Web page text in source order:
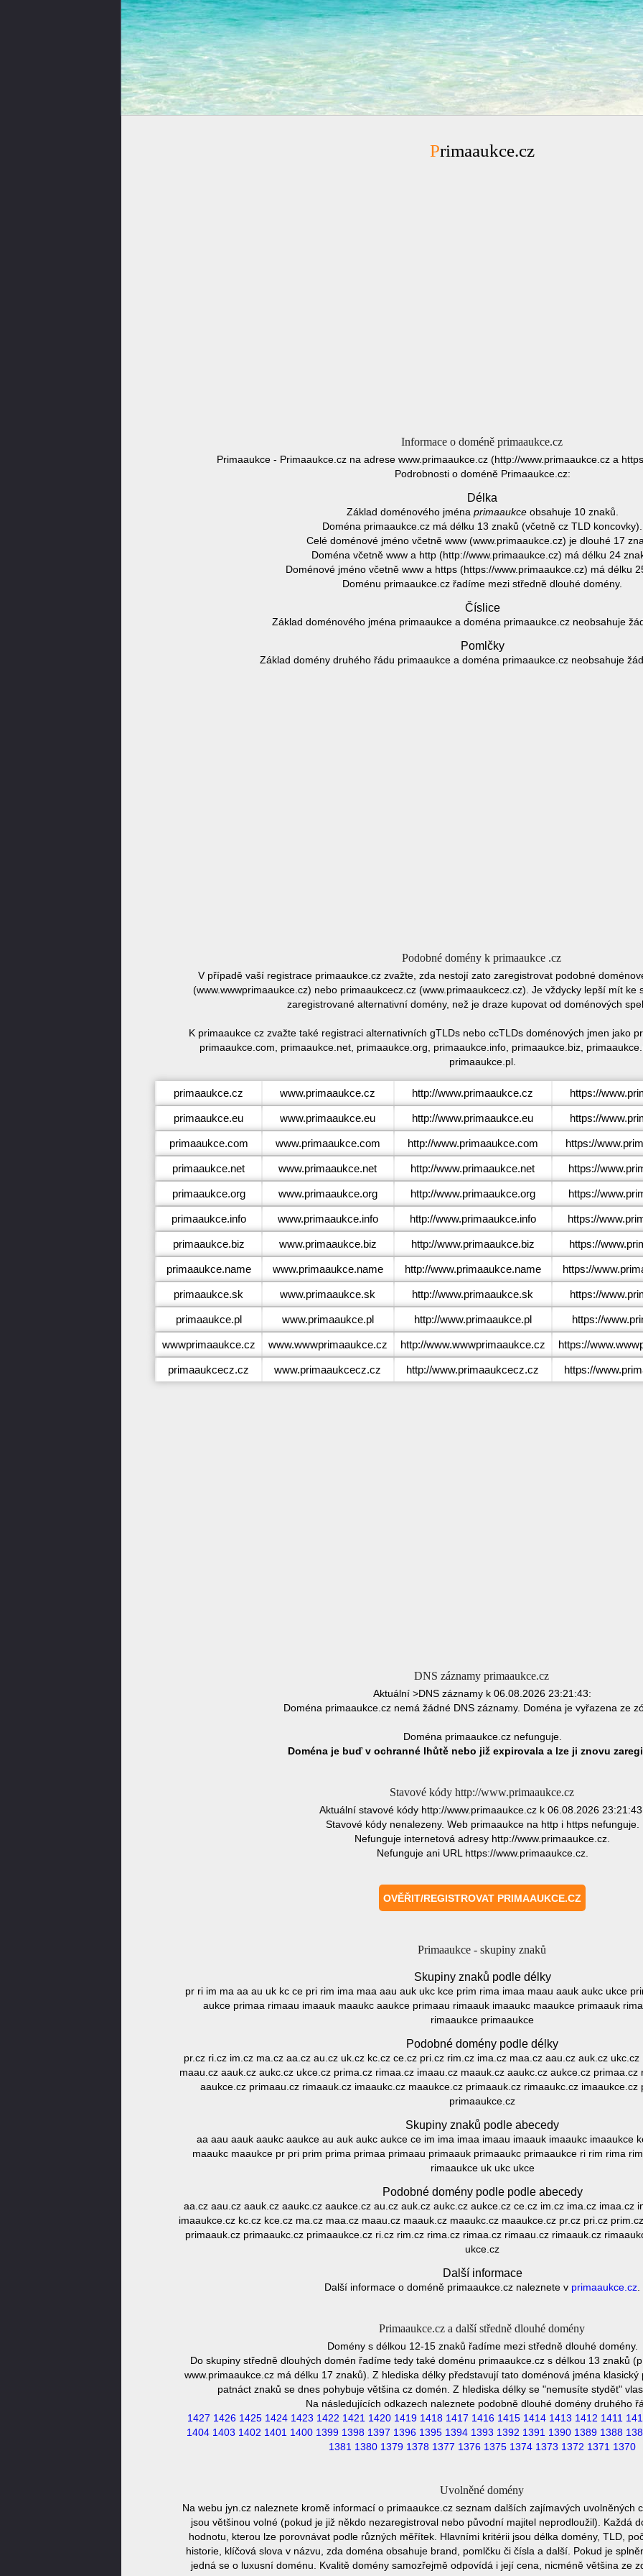
Primaaukce.cz
Informace o doméně primaaukce.cz
Primaaukce - Primaaukce.cz na adrese www.primaaukce.cz (http://www.primaaukce.cz a
Podrobnosti o doméně Primaaukce.cz:
Délka
Základ doménového jména primaaukceobsahuje 10 znaků.
Doména primaaukce.cz má délku 13 znaků (včetně cz TLD koncovky).
Celé doménové jméno včetně www (www.primaaukce.cz) je dlouhé 17
Doména včetně www a http (http://www.primaaukce.cz) má délku 24
Doménové jméno včetně www a https (https://www.primaaukce.cz) má délku
Doménu primaaukce.cz řadíme mezi středně dlouhé domény.
Číslice
Základ doménového jména primaaukce a doména primaaukce.cz neobsahuje
Pomlčky
Základ domény druhého řádu primaaukce a doména primaaukce.cz neobsahuje
Podobné domény k primaaukce .cz
V případě vaší registrace primaaukce.cz zvažte, zda nestojí zato zaregistrovat podobné
(www.wwwprimaaukce.cz) nebo primaaukcecz.cz (www.primaaukcecz.cz). Je vždycky lepší mít ke
zaregistrované alternativní domény, než je draze kupovat od doménových
K primaaukce cz zvažte také registraci alternativních gTLDs nebo ccTLDs doménových jmen jako
primaaukce.com, primaaukce.net, primaaukce.org, primaaukce.info, primaaukce.biz,
primaaukce.pl.
primaaukce.cz www.primaaukce.cz http://www.primaaukce.cz https://
primaaukce.eu www.primaaukce.eu http://www.primaaukce.eu https://
primaaukce.com www.primaaukce.com http://www.primaaukce.com https://
primaaukce.net www.primaaukce.net http://www.primaaukce.net https://
primaaukce.org www.primaaukce.org http://www.primaaukce.org https://
primaaukce.info www.primaaukce.info http://www.primaaukce.info https://
primaaukce.biz www.primaaukce.biz http://www.primaaukce.biz https://
primaaukce.name www.primaaukce.name http://www.primaaukce.name https://
primaaukce.sk www.primaaukce.sk http://www.primaaukce.sk https://
primaaukce.pl www.primaaukce.pl http://www.primaaukce.pl https://
wwwprimaaukce.cz www.wwwprimaaukce.cz http://www.wwwprimaaukce.cz https://
primaaukcecz.cz www.primaaukcecz.cz http://www.primaaukcecz.cz https://
DNS záznamy primaaukce.cz
Aktuální >DNS záznamy k 06.08.2026 23:21:43:
Doména primaaukce.cz nemá žádné DNS záznamy. Doména je vyřazena ze
Doména primaaukce.cz nefunguje.
Doména je buď v ochranné lhůtě nebo již expirovala a lze ji znovu
Stavové kódy http://www.primaaukce.cz
Aktuální stavové kódy http://www.primaaukce.cz k 06.08.2026
Stavové kódy nenalezeny. Web primaaukce na http i https nefunguje.
Nefunguje internetová adresy http://www.primaaukce.cz.
Nefunguje ani URL https://www.primaaukce.cz.
Primaaukce - skupiny znaků
Skupiny znaků podle délky
pr ri im ma aa au uk kc ce pri rim ima maa aau auk ukc kce prim rima imaa maau aauk aukc ukce
aukce primaa rimaau imaauk maaukc aaukce primaau rimaauk imaaukc maaukce primaauk
rimaaukce primaaukce
Podobné domény podle délky
pr.cz ri.cz im.cz ma.cz aa.cz au.cz uk.cz kc.cz ce.cz pri.cz rim.cz ima.cz maa.cz aau.cz auk.cz
maau.cz aauk.cz aukc.cz ukce.cz prima.cz rimaa.cz imaau.cz maauk.cz aaukc.cz aukce.cz
aaukce.cz primaau.cz rimaauk.cz imaaukc.cz maaukce.cz primaauk.cz rimaaukc.cz imaaukce.cz
primaaukce.cz
Skupiny znaků podle abecedy
aa aau aauk aaukc aaukce au auk aukc aukce ce im ima imaa imaau imaauk imaaukc imaaukce
maaukc maaukce pr pri prim prima primaa primaau primaauk primaaukc primaaukce ri rim rima
rimaaukce uk ukc ukce
Podobné domény podle podle abecedy
aa.cz aau.cz aauk.cz aaukc.cz aaukce.cz au.cz auk.cz aukc.cz aukce.cz ce.cz im.cz ima.cz imaa.cz
imaaukce.cz kc.cz kce.cz ma.cz maa.cz maau.cz maauk.cz maaukc.cz maaukce.cz pr.cz pri.cz
primaauk.cz primaaukc.cz primaaukce.cz ri.cz rim.cz rima.cz rimaa.cz rimaau.cz rimaauk.cz
ukce.cz
Další informace
Další informace o doméně primaaukce.cz naleznete v primaaukce.cz
Primaaukce.cz a další středně dlouhé domény
Domény s délkou 12-15 znaků řadíme mezi středně dlouhé domény.
Do skupiny středně dlouhých domén řadíme tedy také doménu primaaukce.cz s délkou 13 znaků
www.primaaukce.cz má délku 17 znaků). Z hlediska délky představují tato doménová jména
patnáct znaků se dnes pohybuje většina cz domén. Z hlediska délky se "nemusíte stydět"
Na následujících odkazech naleznete podobně dlouhé domény druhého
1427 1426 1425 1424 1423 1422 1421 1420 1419 1418 1417 1416 1415 1414 1413 1412 1411
1404 1403 1402 1401 1400 1399 1398 1397 1396 1395 1394 1393 1392 1391 1390 1389 1388
1381 1380 1379 1378 1377 1376 1375 1374 1373 1372 1371 1370
Uvolněné domény
Na webu jyn.cz naleznete kromě informací o primaaukce.cz seznam dalších zajímavých uvolněných
jsou většinou volné (pokud je již někdo nezaregistroval nebo původní majitel neprodloužil). Každá
hodnotu, kterou lze porovnávat podle různých měřítek. Hlavními kritérii jsou délka domény, TLD,
historie, klíčová slova v názvu, zda doména obsahuje brand, pomlčku či čísla a další. Pokud je
jedná se o luxusní doménu. Kvalitě domény samozřejmě odpovídá i její cena, nicméně většina ze